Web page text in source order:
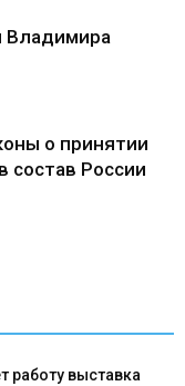
Владимира
о принятии
состав России
работу выставка